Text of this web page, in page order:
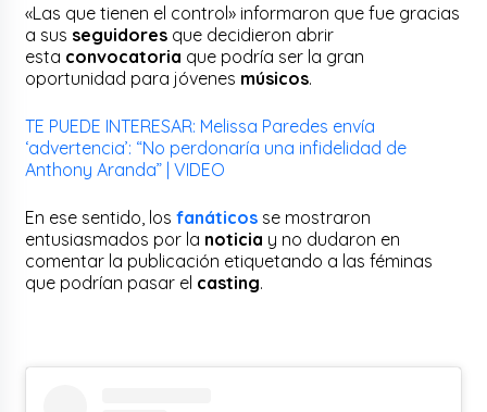
«Las que tienen el control» informaron que fue gracias
a sus seguidores que decidieron abrir
esta convocatoria que podría ser la gran
oportunidad para jóvenes músicos.
TE PUEDE INTERESAR: Melissa Paredes envía
‘advertencia’: “No perdonaría una infidelidad de
Anthony Aranda” | VIDEO
En ese sentido, losfanáticos se mostraron
entusiasmados por la noticia y no dudaron en
comentar la publicación etiquetando a las féminas
que podrían pasar el casting.